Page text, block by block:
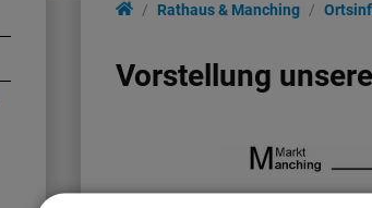
Rathaus & Manching
Vorstellung